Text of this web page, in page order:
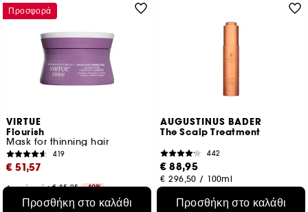
VIRTUE
Flourish
Mask for thinning hair
419
€ 51,57
Αρχική τιμή : € 85,95 -40%
€ 34,38 /100ml
Προσθήκη στο καλάθι
Προσφορά
AUGUSTINUS BADER
The Scalp Treatment
442
€ 88,95
€ 296,50 / 100ml
Προσθήκη στο καλάθι